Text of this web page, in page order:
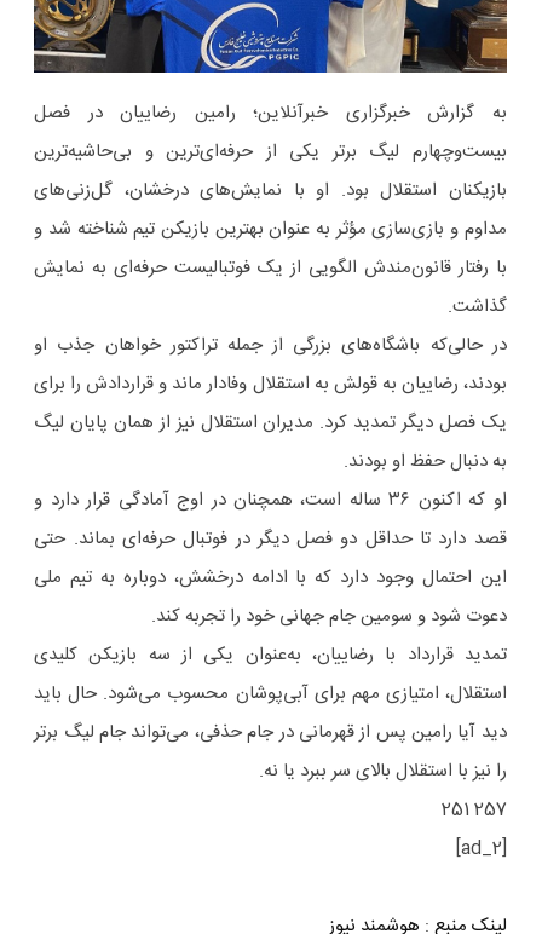
به گزارش خبرگزاری خبرآنلاین؛ رامین رضاییان در فصل
بیست‌وچهارم لیگ برتر یکی از حرفه‌ای‌ترین و بی‌حاشیه‌ترین
بازیکنان استقلال بود. او با نمایش‌های درخشان، گل‌زنی‌های
مداوم و بازی‌سازی مؤثر به عنوان بهترین بازیکن تیم شناخته شد و
با رفتار قانون‌مندش الگویی از یک فوتبالیست حرفه‌ای به نمایش
گذاشت.
در حالی‌که باشگاه‌های بزرگی از جمله تراکتور خواهان جذب او
بودند، رضاییان به قولش به استقلال وفادار ماند و قراردادش را برای
یک فصل دیگر تمدید کرد. مدیران استقلال نیز از همان پایان لیگ
به دنبال حفظ او بودند.
او که اکنون ۳۶ ساله است، همچنان در اوج آمادگی قرار دارد و
قصد دارد تا حداقل دو فصل دیگر در فوتبال حرفه‌ای بماند. حتی
این احتمال وجود دارد که با ادامه درخشش، دوباره به تیم ملی
دعوت شود و سومین جام جهانی خود را تجربه کند.
تمدید قرارداد با رضاییان، به‌عنوان یکی از سه بازیکن کلیدی
استقلال، امتیازی مهم برای آبی‌پوشان محسوب می‌شود. حال باید
دید آیا رامین پس از قهرمانی در جام حذفی، می‌تواند جام لیگ برتر
را نیز با استقلال بالای سر ببرد یا نه.
257 251
[ad_2]
لینک منبع : هوشمند نیوز